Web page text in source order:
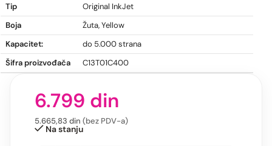
Tip
Original InkJet
Boja
Žuta, Yellow
Kapacitet:
do 5.000 strana
Šifra proizvođača
C13T01C400
6.799 din
5.665,83 din (bez PDV-a)
Na stanju